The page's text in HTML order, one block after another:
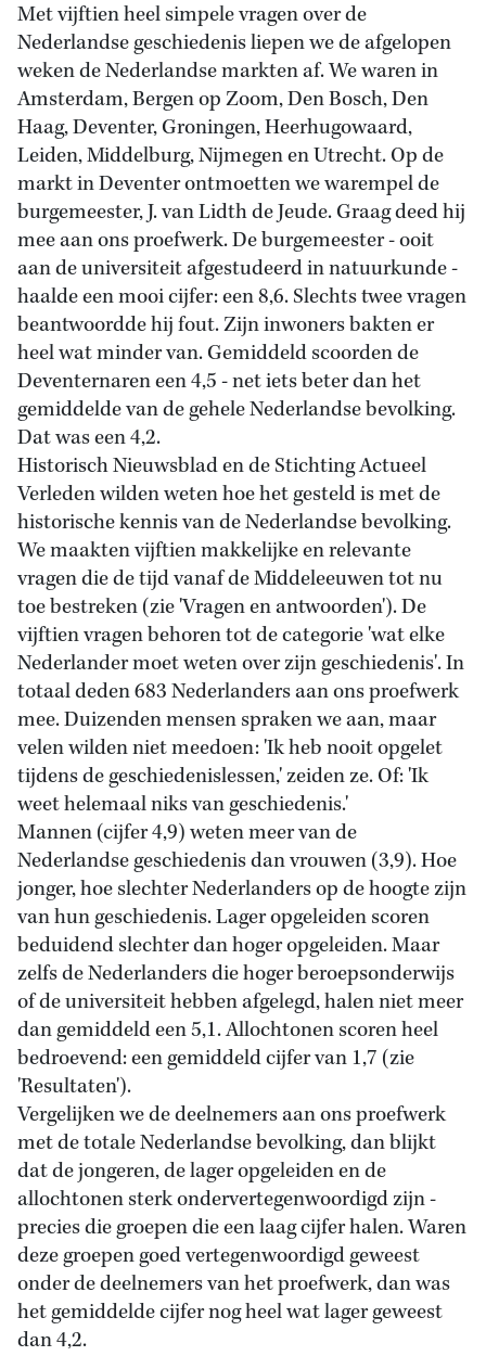
Met vijftien heel simpele vragen over de
Nederlandse geschiedenis liepen we de afgelopen
weken de Nederlandse markten af. We waren in
Amsterdam, Bergen op Zoom, Den Bosch, Den
Haag, Deventer, Groningen, Heerhugowaard,
Leiden, Middelburg, Nijmegen en Utrecht. Op de
markt in Deventer ontmoetten we warempel de
burgemeester, J. van Lidth de Jeude. Graag deed hij
mee aan ons proefwerk. De burgemeester - ooit
aan de universiteit afgestudeerd in natuurkunde -
haalde een mooi cijfer: een 8,6. Slechts twee vragen
beantwoordde hij fout. Zijn inwoners bakten er
heel wat minder van. Gemiddeld scoorden de
Deventernaren een 4,5 - net iets beter dan het
gemiddelde van de gehele Nederlandse bevolking.
Dat was een 4,2.
Historisch Nieuwsblad en de Stichting Actueel
Verleden wilden weten hoe het gesteld is met de
historische kennis van de Nederlandse bevolking.
We maakten vijftien makkelijke en relevante
vragen die de tijd vanaf de Middeleeuwen tot nu
toe bestreken (zie 'Vragen en antwoorden'). De
vijftien vragen behoren tot de categorie 'wat elke
Nederlander moet weten over zijn geschiedenis'. In
totaal deden 683 Nederlanders aan ons proefwerk
mee. Duizenden mensen spraken we aan, maar
velen wilden niet meedoen: 'Ik heb nooit opgelet
tijdens de geschiedenislessen,' zeiden ze. Of: 'Ik
weet helemaal niks van geschiedenis.'
Mannen (cijfer 4,9) weten meer van de
Nederlandse geschiedenis dan vrouwen (3,9). Hoe
jonger, hoe slechter Nederlanders op de hoogte zijn
van hun geschiedenis. Lager opgeleiden scoren
beduidend slechter dan hoger opgeleiden. Maar
zelfs de Nederlanders die hoger beroepsonderwijs
of de universiteit hebben afgelegd, halen niet meer
dan gemiddeld een 5,1. Allochtonen scoren heel
bedroevend: een gemiddeld cijfer van 1,7 (zie
'Resultaten').
Vergelijken we de deelnemers aan ons proefwerk
met de totale Nederlandse bevolking, dan blijkt
dat de jongeren, de lager opgeleiden en de
allochtonen sterk ondervertegenwoordigd zijn -
precies die groepen die een laag cijfer halen. Waren
deze groepen goed vertegenwoordigd geweest
onder de deelnemers van het proefwerk, dan was
het gemiddelde cijfer nog heel wat lager geweest
dan 4,2.